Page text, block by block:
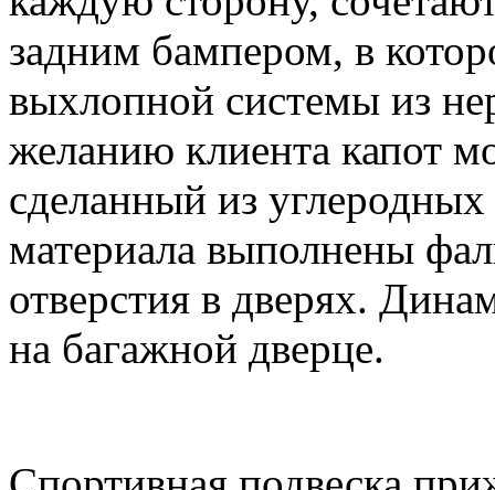
задним бампером, в
выхлопной системы из
желанию клиента капот
сделанный из
материала выполнены
отверстия в дверях.
на багажной дверце.